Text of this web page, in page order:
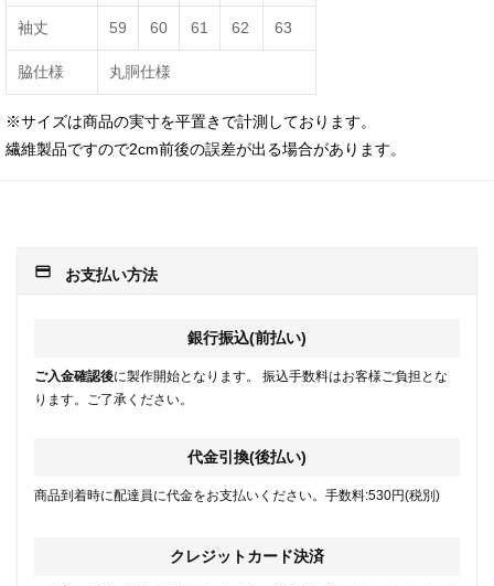
袖丈 59 60 61 62 63
脇仕様 丸胴仕様
※サイズは商品の実寸を平置きで計測しております。
繊維製品ですので2cm前後の誤差が出る場合があります。
payment お支払い方法
銀行振込(前払い)
ご入金確認後に製作開始となります。 振込手数料はお客様ご負担とな
ります。ご了承ください。
代金引換(後払い)
商品到着時に配達員に代金をお支払いください。手数料:530円(税別)
クレジットカード決済